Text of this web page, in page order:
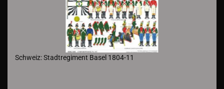
Schweiz: Stadtregiment Basel 1804-11